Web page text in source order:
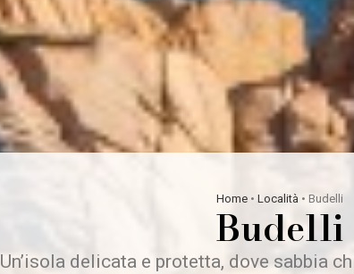
Home• Località • Budelli
Budelli
Un’isola delicata e protetta, dove sabbia